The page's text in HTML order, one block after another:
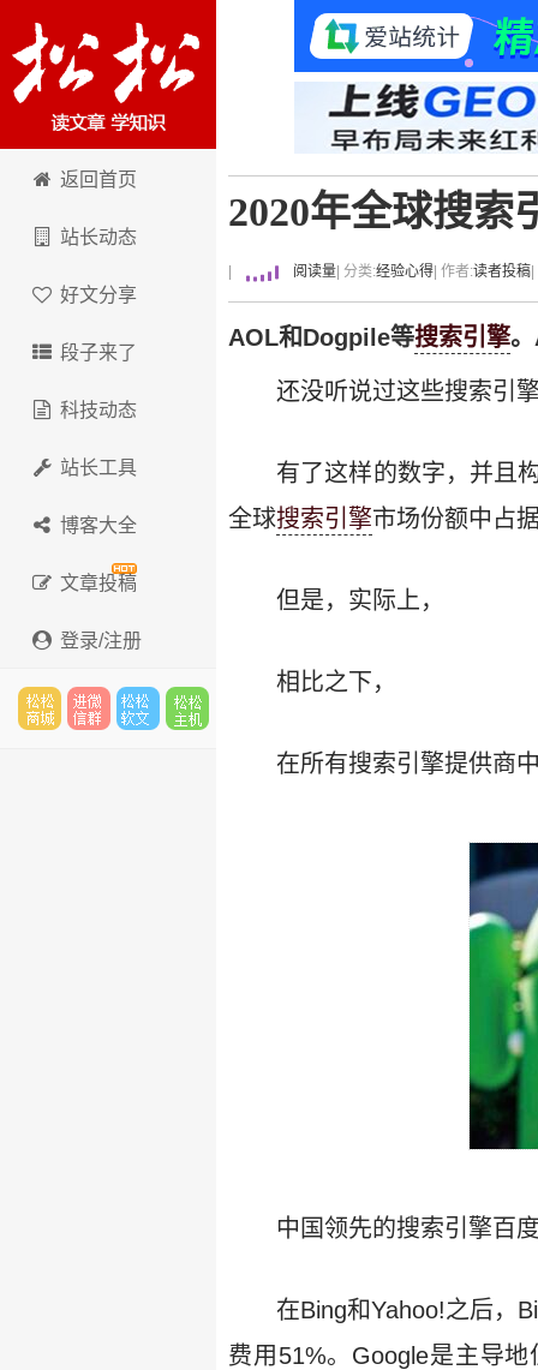
卢松松博客
返回首页
站长动态
好文分享
段子来了
科技动态
站长工具
博客大全
文章投稿
登录/注册
2020年全球搜索
阅读量 | 分类:经验心得 | 作者:读者投稿
AOL和Dogpile等搜索引擎。
还没听说过这些搜索引
有了这样的数字，并且
全球搜索引擎市场份额中占
但是，实际上，
相比之下，
在所有搜索引擎提供商
中国领先的搜索引擎百
在Bing和Yahoo!之后，
费用51%。Google是主导